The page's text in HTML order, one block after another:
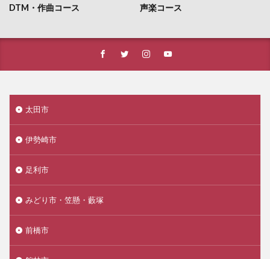
DTM・作曲コース 声楽コース
太田市
伊勢崎市
足利市
みどり市・笠懸・藪塚
前橋市